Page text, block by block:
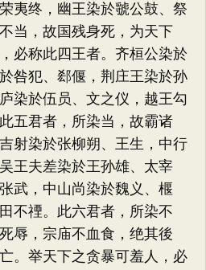
夷终，幽王染於虢公鼓、祭
当，故国残身死，为天下
必称此四王者。齐桓公染於
咎犯、郄偃，荆庄王染於孙
染於伍员、文之仪，越王勾
五君者，所染当，故霸诸
射染於张柳朔、王生，中行
王夫差染於王孙雄、太宰
武，中山尚染於魏义、椻
不禋。此六君者，所染不
辱，宗庙不血食，绝其後
。举天下之贪暴可羞人，必